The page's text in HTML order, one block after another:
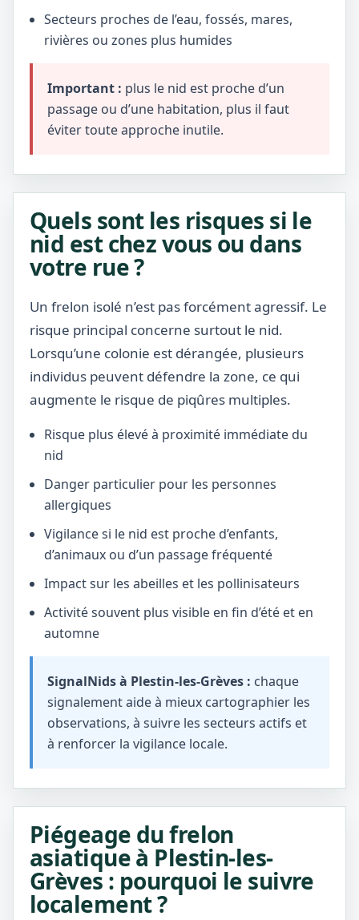
Secteurs proches de l’eau, fossés, mares,
rivières ou zones plus humides
Important : plus le nid est proche d’un
passage ou d’une habitation, plus il faut
éviter toute approche inutile.
Quels sont les risques si le
nid est chez vous ou dans
votre rue ?
Un frelon isolé n’est pas forcément agressif. Le
risque principal concerne surtout le nid.
Lorsqu’une colonie est dérangée, plusieurs
individus peuvent défendre la zone, ce qui
augmente le risque de piqûres multiples.
Risque plus élevé à proximité immédiate du
nid
Danger particulier pour les personnes
allergiques
Vigilance si le nid est proche d’enfants,
d’animaux ou d’un passage fréquenté
Impact sur les abeilles et les pollinisateurs
Activité souvent plus visible en fin d’été et en
automne
SignalNids à Plestin-les-Grèves : chaque
signalement aide à mieux cartographier les
observations, à suivre les secteurs actifs et
à renforcer la vigilance locale.
Piégeage du frelon
asiatique à Plestin-les-
Grèves : pourquoi le suivre
localement ?